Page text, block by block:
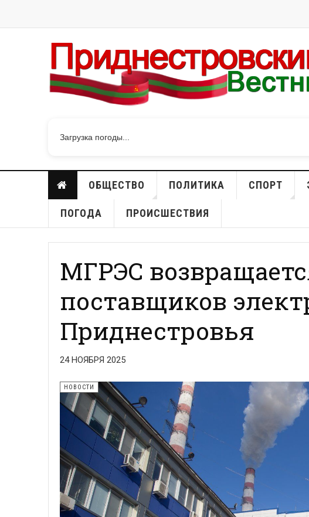
Загрузка погоды...
ОБЩЕСТВО ПОЛИТИКА СПОРТ
ПОГОДА ПРОИСШЕСТВИЯ
МГРЭС
поставщиков
Приднестровья
24 НОЯБРЯ 2025
НОВОСТИ